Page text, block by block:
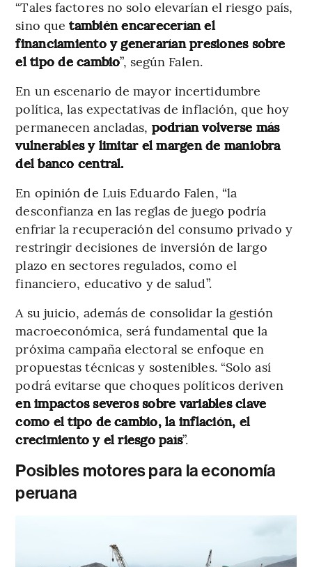
“Tales factores no solo elevarían el riesgo país,
sino que también encarecerían el
financiamiento y generarían presiones sobre
el tipo de cambio”, según Falen.
En un escenario de mayor incertidumbre
política, las expectativas de inflación, que hoy
permanecen ancladas, podrían volverse más
vulnerables y limitar el margen de maniobra
del banco central.
En opinión de Luis Eduardo Falen, “la
desconfianza en las reglas de juego podría
enfriar la recuperación del consumo privado y
restringir decisiones de inversión de largo
plazo en sectores regulados, como el
financiero, educativo y de salud”.
A su juicio, además de consolidar la gestión
macroeconómica, será fundamental que la
próxima campaña electoral se enfoque en
propuestas técnicas y sostenibles. “Solo así
podrá evitarse que choques políticos deriven
en impactos severos sobre variables clave
como el tipo de cambio, la inflación, el
crecimiento y el riesgo país”.
Posibles motores para la economía
peruana